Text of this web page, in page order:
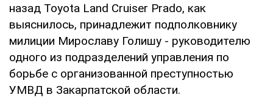
назад Toyota Land Cruiser Prado, как
выяснилось, принадлежит подполковнику
милиции Мирославу Голишу - руководителю
одного из подразделений управления по
борьбе с организованной преступностью
УМВД в Закарпатской области.